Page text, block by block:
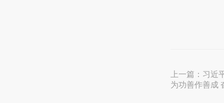
上一篇： 习近
为功善作善成